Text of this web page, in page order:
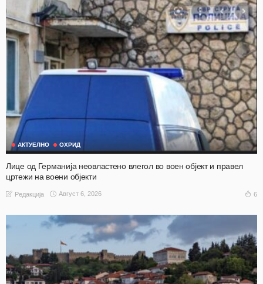
АКТУЕЛНО ОХРИД
Лице од Германија неовластено влегол во воен објект и правел
цртежи на воени објекти
Редакција Август 6, 2026 6